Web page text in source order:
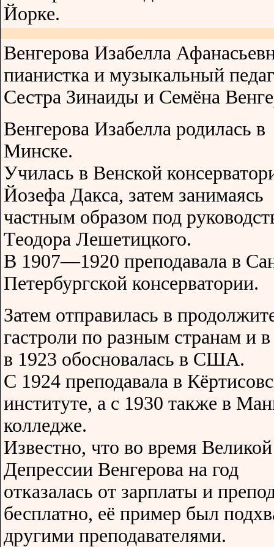
Йорке.
Венгерова Изабелла
пианистка и музыкальный
Сестра Зинаиды и Семёна
Венгерова Изабелла родилась в
Минске.
Училась в Венской
Йозефа Дакса, затем занимаясь
частным образом под
Теодора Лешетицкого.
В 1907—1920 преподавала в
Петербургской консерватории.
Затем отправилась в
гастроли по разным странам и в
в 1923 обосновалась в США.
С 1924 преподавала в
институте, а с 1930 также в
колледже.
Известно, что во время Великой
Депрессии Венгерова на год
отказалась от зарплаты и
бесплатно, её пример был
другими преподавателями.